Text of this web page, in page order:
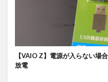
【VAIO Z】電源が入らない場
放電